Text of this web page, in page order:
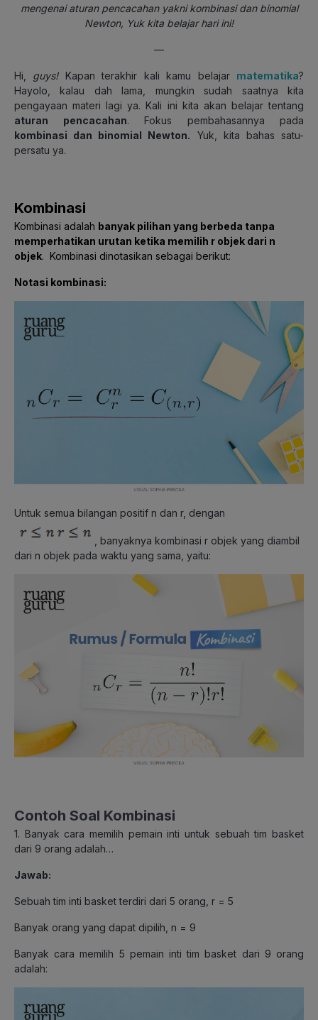
mengenai aturan pencacahan yakni kombinasi dan binomial
Newton, Yuk kita belajar hari ini!
—
Hi, guys! Kapan terakhir kali kamu belajar matematika?
Hayolo, kalau dah lama, mungkin sudah saatnya kita
pengayaan materi lagi ya. Kali ini kita akan belajar tentang
aturan pencacahan. Fokus pembahasannya pada
kombinasi dan binomial Newton. Yuk, kita bahas satu-
persatu ya.
Kombinasi
Kombinasi adalah banyak pilihan yang berbeda tanpa
memperhatikan urutan ketika memilih r objek dari n
objek. Kombinasi dinotasikan sebagai berikut:
Notasi kombinasi:
Untuk semua bilangan positif n dan r, dengan
banyaknya kombinasi r objek yang diambil
dari n objek pada waktu yang sama, yaitu:
Contoh Soal Kombinasi
1. Banyak cara memilih pemain inti untuk sebuah tim basket
dari 9 orang adalah…
Jawab:
Sebuah tim inti basket terdiri dari 5 orang, r = 5
Banyak orang yang dapat dipilih, n = 9
Banyak cara memilih 5 pemain inti tim basket dari 9 orang
adalah: